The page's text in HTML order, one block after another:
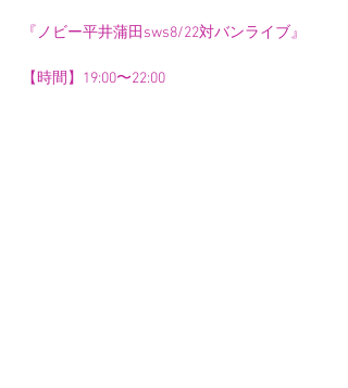
『ノビー平井蒲田sws8/22対バンライブ』
【時間】19:00〜22:00